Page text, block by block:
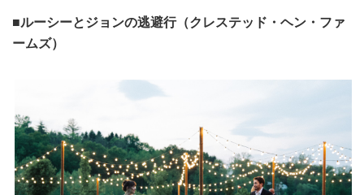
■ルーシーとジョンの逃避行（クレステッド・ヘン・ファ
ームズ）